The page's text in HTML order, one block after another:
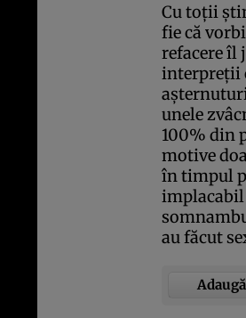
Cu toţii
fie că
refacere îl
interpreţii
unele
100% din
motive
în timpul
implacabil
au făcut